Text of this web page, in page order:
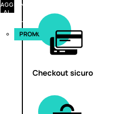
AGGIUNGI
AL
CARRELLO
PROMO
Checkout sicuro